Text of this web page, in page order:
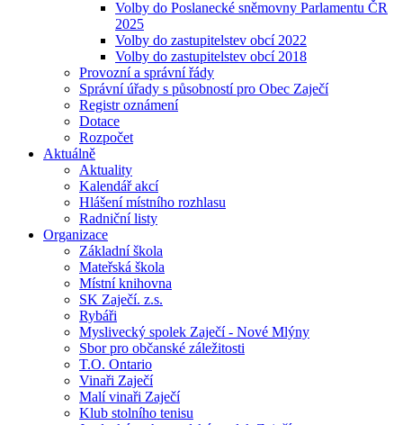
Volby do Poslanecké sněmovny Parlamentu ČR
2025
Volby do zastupitelstev obcí 2022
Volby do zastupitelstev obcí 2018
Provozní a správní řády
Správní úřady s působností pro Obec Zaječí
Registr oznámení
Dotace
Rozpočet
Aktuálně
Aktuality
Kalendář akcí
Hlášení místního rozhlasu
Radniční listy
Organizace
Základní škola
Mateřská škola
Místní knihovna
SK Zaječí. z.s.
Rybáři
Myslivecký spolek Zaječí - Nové Mlýny
Sbor pro občanské záležitosti
T.O. Ontario
Vinaři Zaječí
Malí vinaři Zaječí
Klub stolního tenisu